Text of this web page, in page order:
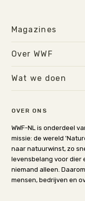
OVER ONS
WWF-NL is onderdeel
missie: de wereld
naar natuurwinst, zo
levensbelang voor dier
niemand alleen.
mensen, bedrijven en
Magazines
Over WWF
Wat we doen